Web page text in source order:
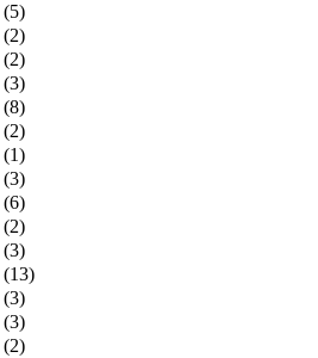
(5)
(2)
(2)
(3)
(8)
(2)
(1)
(3)
(6)
(2)
(3)
(13)
(3)
(3)
(2)